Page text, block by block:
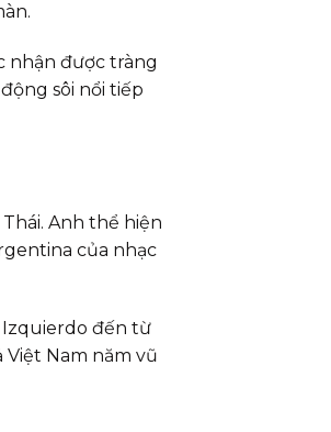
nhận được tràng
sôi nổi tiếp
Anh thể hiện
của nhạc
Izquierdo đến từ
Nam năm vũ